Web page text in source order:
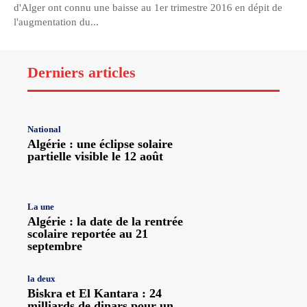
d'Alger ont connu une baisse au 1er trimestre 2016 en dépit de
l'augmentation du...
Derniers articles
National
Algérie : une éclipse solaire
partielle visible le 12 août
La une
Algérie : la date de la rentrée
scolaire reportée au 21
septembre
la deux
Biskra et El Kantara : 24